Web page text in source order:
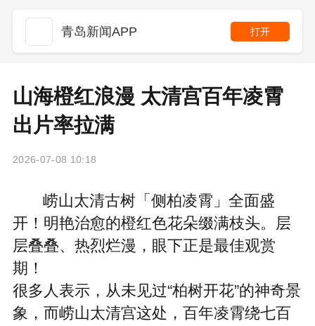
青岛新闻APP 打开
山海橙红浪漫 太清宫百年凌霄
出片率拉满
2026-07-08 10:18
崂山太清古树「侧柏凌霄」全面盛
开！明艳治愈的橙红色花朵缀满枝头。层
层叠叠、热烈烂漫，眼下正是最佳观赏
期！
很多人表示，从未见过“柏树开花”的神奇景
象，而崂山太清宫这处，百年凌霄绕七百